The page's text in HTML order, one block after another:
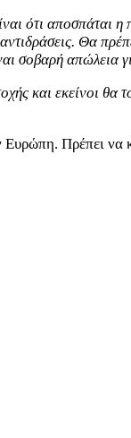
ότι αποσπάται
Θα
σοβαρή
και εκείνοι
Πρέπει να